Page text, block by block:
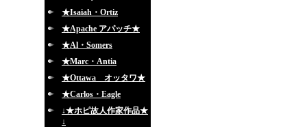
★Isaiah・Ortiz
★Apache アパッチ★
★Al・Somers
★Marc・Antia
★Ottawa オッタワ★
★Carlos・Eagle
↓★ホピ故人作家作品★
↓